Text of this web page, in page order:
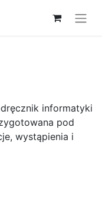
informatyki
pod
wystąpienia i